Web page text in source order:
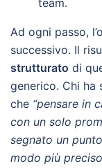
team.
Ad ogni passo,
successivo. Il
strutturato di
generico. Chi ha
che “pensare in
con un solo
segnato un
modo più